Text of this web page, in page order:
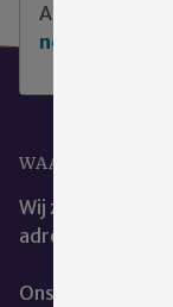
Aarzel niet
nemen
WAAR KUNT U
Wij zijn het beste
adres:
Ons kantoor is